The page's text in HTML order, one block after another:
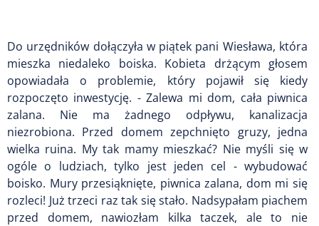
Do urzędników dołączyła w piątek pani Wiesława, która
mieszka niedaleko boiska. Kobieta drżącym głosem
opowiadała o problemie, który pojawił się kiedy
rozpoczęto inwestycję. - Zalewa mi dom, cała piwnica
zalana. Nie ma żadnego odpływu, kanalizacja
niezrobiona. Przed domem zepchnięto gruzy, jedna
wielka ruina. My tak mamy mieszkać? Nie myśli się w
ogóle o ludziach, tylko jest jeden cel - wybudować
boisko. Mury przesiąknięte, piwnica zalana, dom mi się
rozleci! Już trzeci raz tak się stało. Nadsypałam piachem
przed domem, nawiozłam kilka taczek, ale to nie